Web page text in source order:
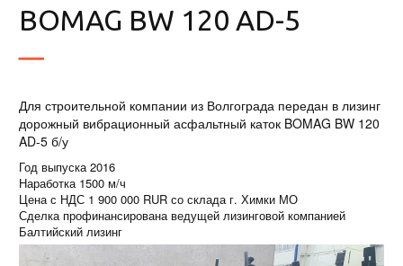
BOMAG BW 120 AD-5
Для строительной компании из Волгограда передан в лизинг
дорожный вибрационный асфальтный каток BOMAG BW 120
AD-5 б/у
Год выпуска 2016
Наработка 1500 м/ч
Цена с НДС 1 900 000 RUR со склада г. Химки МО
Сделка профинансирована ведущей лизинговой компанией
Балтийский лизинг